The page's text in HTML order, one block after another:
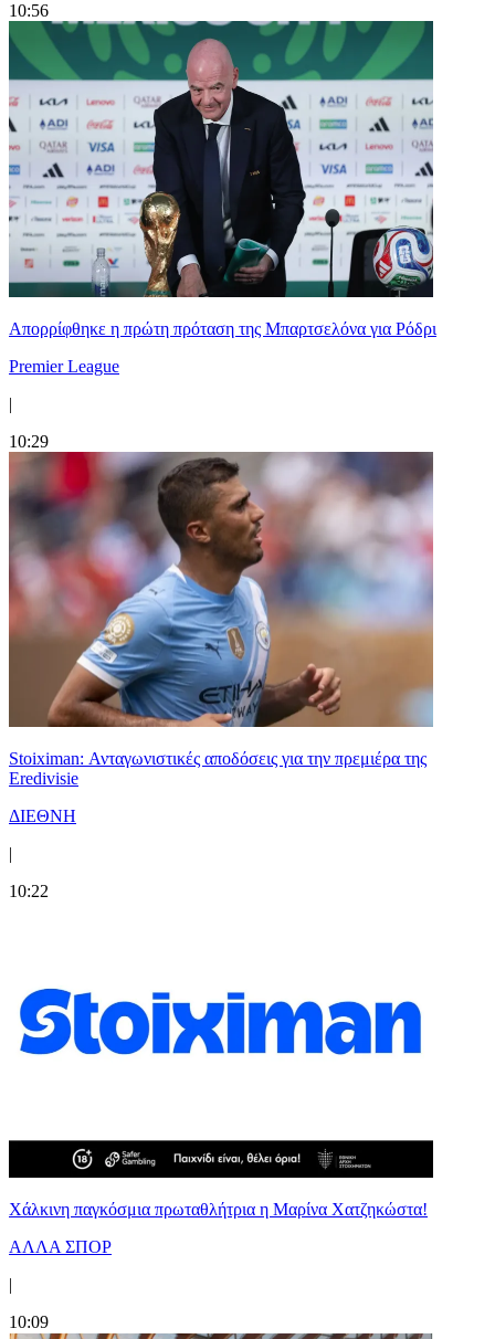
10:56
Απορρίφθηκε η πρώτη πρόταση της Μπαρτσελόνα για Ρόδρι
Premier League
|
10:29
Stoiximan: Ανταγωνιστικές αποδόσεις για την πρεμιέρα της
Eredivisie
ΔΙΕΘΝΗ
|
10:22
Χάλκινη παγκόσμια πρωταθλήτρια η Μαρίνα Χατζηκώστα!
ΑΛΛΑ ΣΠΟΡ
|
10:09